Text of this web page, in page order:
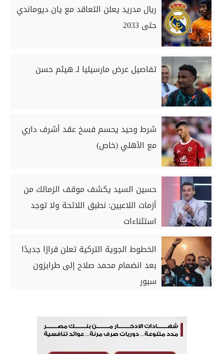
ريال مدريد يعلن التعاقد مع يان ديوماندي
حتى 2033
تفاصيل عرض مارسيليا لـ هيثم حسن
شرط وحيد يحسم فسخ عقد أشرف داري
مع الأهلي (خاص)
حسين السيد يكشف موقف الزمالك من
أزمات اللاعبين: نطبق اللائحة ولا توجد
استثناءات
الخطوط الجوية التركية تعلن قرارًا جديدًا
بعد انضمام محمد صلاح إلى طرابزون
سبور